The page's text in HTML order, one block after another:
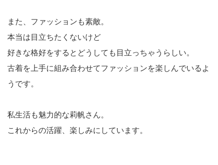
また、ファッションも素敵。
本当は目立ちたくないけど
好きな格好をするとどうしても目立っちゃうらしい。
古着を上手に組み合わせてファッションを楽しんでいるよ
うです。
私生活も魅力的な莉帆さん。
これからの活躍、楽しみにしています。